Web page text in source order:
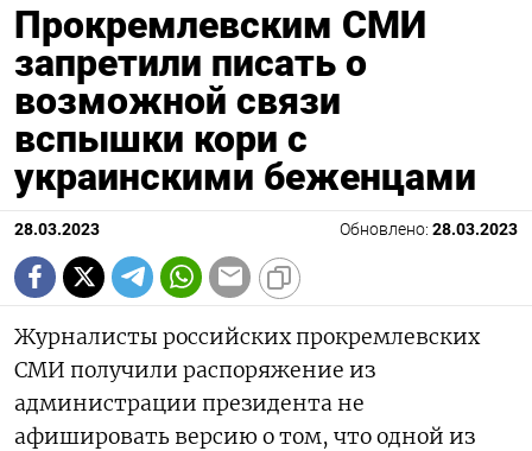
Прокремлевским СМИ
запретили писать о
возможной связи
вспышки кори с
украинскими беженцами
28.03.2023 Обновлено: 28.03.2023
Журналисты российских прокремлевских
СМИ получили распоряжение из
администрации президента не
афишировать версию о том, что одной из